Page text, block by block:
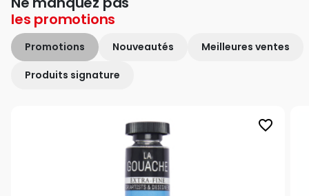
les promotions
Promotions Nouveautés Meilleures ventes
Produits signature
favorite_border